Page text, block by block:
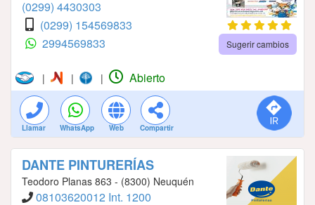
(0299) 4430303
(0299) 154569833
2994569833
Sugerir cambios
| | | Abierto
Llamar WhatsApp Web Compartir
DANTE PINTURERÍAS
Teodoro Planas 863 - (8300) Neuquén
08103620012 Int. 1200